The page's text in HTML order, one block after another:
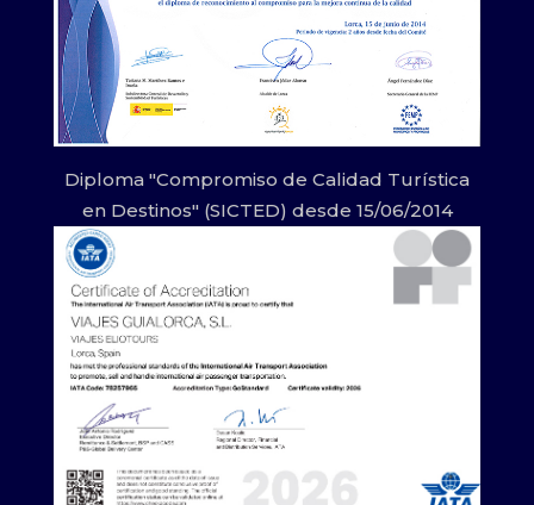
Diploma "Compromiso de Calidad Turística
en Destinos" (SICTED) desde 15/06/2014